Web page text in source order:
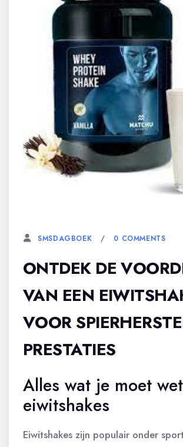
SMSDAGBOEK 0 COMMENTS
ONTDEK DE
VAN EEN
VOOR
PRESTATIES
Alles wat je moet
eiwitshakes
Eiwitshakes zijn populair onder